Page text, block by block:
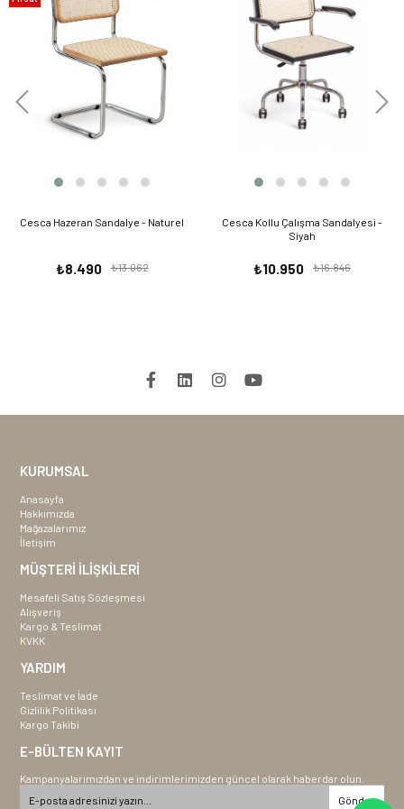
Cesca Hazeran Sandalye - Naturel
₺8.490 ₺13.062
Cesca Kollu Çalışma Sandalyesi -
Siyah
₺10.950 ₺16.846
KURUMSAL
Anasayfa
Hakkımızda
Mağazalarımız
İletişim
MÜŞTERİ İLİŞKİLERİ
Mesafeli Satış Sözleşmesi
Alışveriş
Kargo & Teslimat
KVKK
YARDIM
Teslimat ve İade
Gizlilik Politikası
Kargo Takibi
E-BÜLTEN KAYIT
Kampanyalarımızdan ve indirimlerimizden güncel olarak haberdar olun.
Gönder